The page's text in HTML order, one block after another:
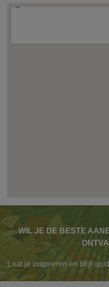
WIL JE DE BESTE
Laat je inspireren en blijf op